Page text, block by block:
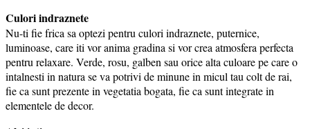
Culori indraznete
Nu-ti fie frica sa optezi pentru culori indraznete, puternice,
luminoase, care iti vor anima gradina si vor crea atmosfera perfecta
pentru relaxare. Verde, rosu, galben sau orice alta culoare pe care o
intalnesti in natura se va potrivi de minune in micul tau colt de rai,
fie ca sunt prezente in vegetatia bogata, fie ca sunt integrate in
elementele de decor.